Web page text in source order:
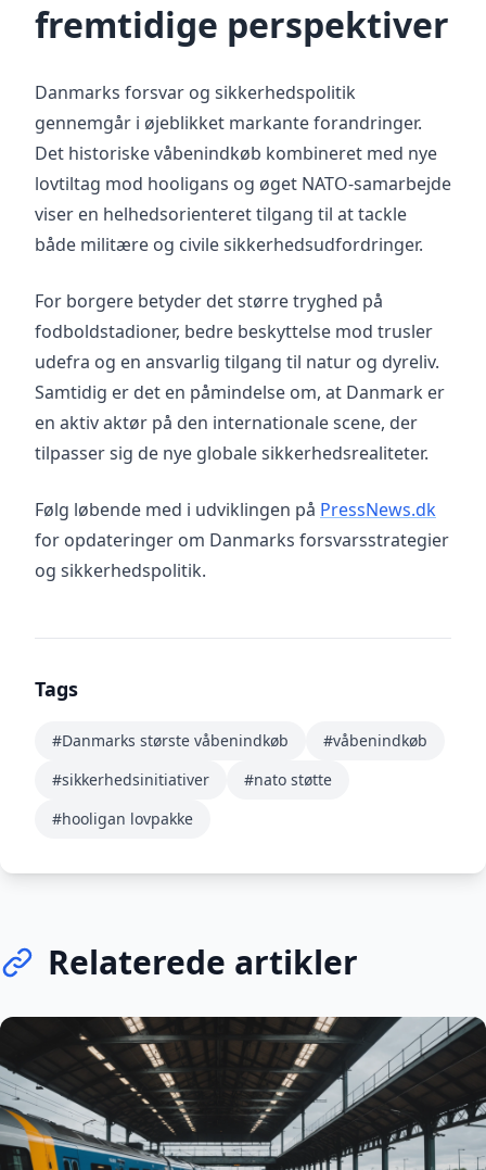
fremtidige perspektiver
Danmarks forsvar og sikkerhedspolitik
gennemgår i øjeblikket markante forandringer.
Det historiske våbenindkøb kombineret med nye
lovtiltag mod hooligans og øget NATO-samarbejde
viser en helhedsorienteret tilgang til at tackle
både militære og civile sikkerhedsudfordringer.
For borgere betyder det større tryghed på
fodboldstadioner, bedre beskyttelse mod trusler
udefra og en ansvarlig tilgang til natur og dyreliv.
Samtidig er det en påmindelse om, at Danmark er
en aktiv aktør på den internationale scene, der
tilpasser sig de nye globale sikkerhedsrealiteter.
Følg løbende med i udviklingen på PressNews.dk
for opdateringer om Danmarks forsvarsstrategier
og sikkerhedspolitik.
Tags
#Danmarks største våbenindkøb
#våbenindkøb
#sikkerhedsinitiativer
#nato støtte
#hooligan lovpakke
Relaterede artikler